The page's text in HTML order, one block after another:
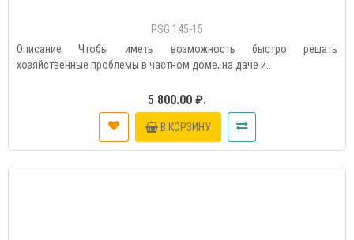
PSG 145-15
Описание Чтобы иметь возможность быстро решать
хозяйственные проблемы в частном доме, на даче и..
5 800.00 ₽.
В КОРЗИНУ